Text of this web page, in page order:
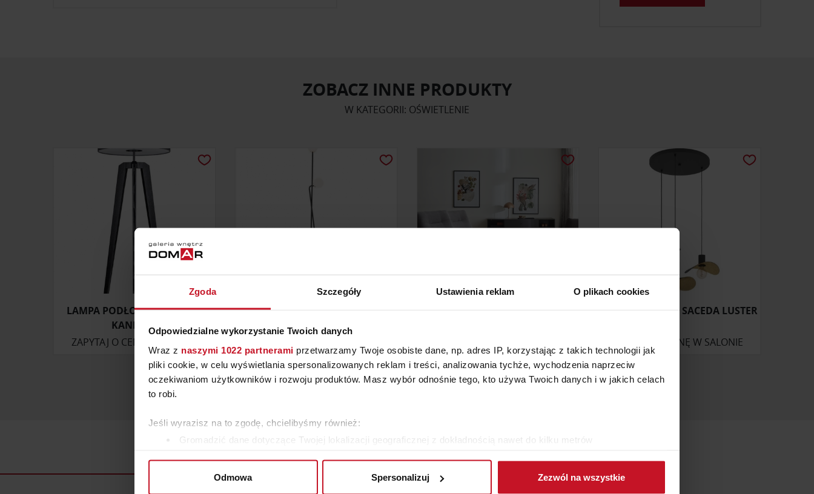
Zgoda Szczegóły Ustawienia reklam O plikach cookies
Odpowiedzialne wykorzystanie Twoich danych
Wraz z naszymi 1022 partnerami przetwarzamy Twoje osobiste dane, np. adres IP, korzystając z takich technologii jak
pliki cookie, w celu wyświetlania spersonalizowanych reklam i treści, analizowania tychże, wychodzenia naprzeciw
oczekiwaniom użytkowników i rozwoju produktów. Masz wybór odnośnie tego, kto używa Twoich danych i w jakich celach
to robi.
Jeśli wyrazisz na to zgodę, chcielibyśmy również:
Gromadzić dane dotyczące Twojej lokalizacji geograficznej z dokładnością nawet do kilku metrów
Dowiedz się więcej odnośnie tego, jak Twoje osobiste dane są przetwarzane oraz ustaw własne preferencje w
Odmowa Spersonalizuj Zezwól na wszystkie
ZOBACZ INNE PRODUKTY
W KATEGORII: OŚWIETLENIE
LAMPA PODŁOGOWA ORION
KANDELA
ZAPYTAJ O CENĘ W SALONIE
LAMPA PODŁOGOWA FARON LAMPA WISZĄCA SACEDA LUSTER
ZAPYTAJ O CENĘ W SALONIE
WIĘCEJ PRODUKTÓW Z TEJ KATEGORII